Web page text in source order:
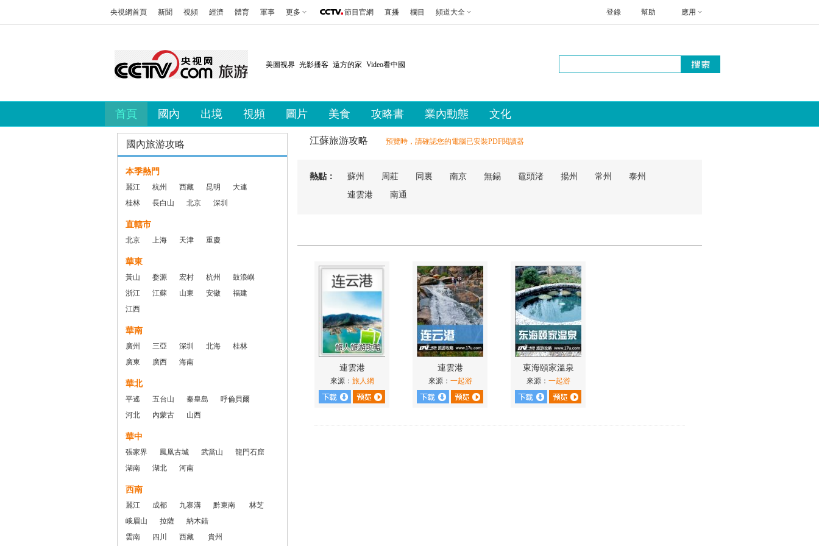
央視網首頁 新聞 視頻 經濟 體育 軍事 更多 節目官網 直播 欄目 頻道大全 幫助 應用
登錄
美圖視界 光影播客 遠方的家 Video看中國
首頁 國內 出境 視頻 圖片 美食 攻略書 業內動態 文化
國內旅游攻略
本季熱門
麗江 杭州 西藏 昆明
大連
桂林
長白山 北京 深圳
直轄市
北京 上海 天津 重慶
華東
黃山 婺源 宏村 杭州
鼓浪嶼
浙江
江蘇 山東 安徽
福建
江西
華南
廣州 三亞 深圳 北海
桂林
廣東
廣西 海南
華北
平遙 五台山 秦皇島
呼倫貝爾
河北
內蒙古 山西
華中
張家界 鳳凰古城 武當山
龍門石窟
湖南
湖北 河南
西南
麗江 成都 九寨溝 黔東南
林芝
峨眉山
拉薩
納木錯
雲南
四川 西藏 貴州
江蘇旅游攻略 預覽時，請確認您的電腦已安裝PDF閱讀器
熱點： 蘇州 周莊 同裏 南京 無錫 黿頭渚 揚州 常州
泰州
連雲港
南通
連雲港
來源： 旅人網
連雲港
來源： 一起游
東海頤家溫泉
來源： 一起游